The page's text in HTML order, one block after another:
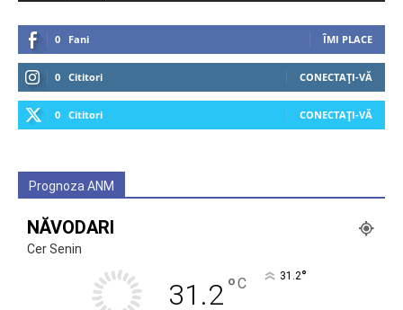
0 Fani ÎMI PLACE
0 Cititori CONECTAȚI-VĂ
0 Cititori CONECTAȚI-VĂ
Prognoza ANM
NĂVODARI
Cer Senin
31.2°C 31.2°